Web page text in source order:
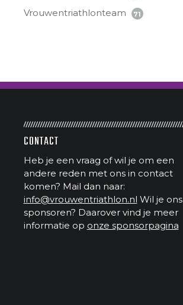
Vrouwentriathlonteam 71
CONTACT
Heb je een vraag of wil je om een
andere reden met ons in contact
komen? Mail dan naar:
info@vrouwentriathlon.nl Wil je ons
sponsoren? Daarover vind je meer
informatie op onze sponsorpagina